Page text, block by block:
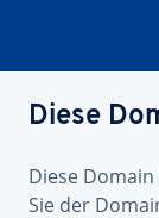
Diese
Diese
Sie der